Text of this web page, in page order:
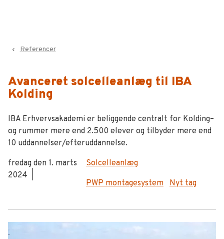
navigate_before Referencer
Avanceret solcelleanlæg til IBA
Kolding
IBA Erhvervsakademi er beliggende centralt for Kolding–
og rummer mere end 2.500 elever og tilbyder mere end
10 uddannelser/efteruddannelse.
fredag den 1. marts
2024
Solcelleanlæg
PWP montagesystem
Nyt tag